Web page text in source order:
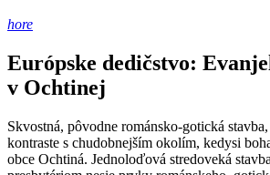
hore
Európske dedičstvo:
v Ochtinej
Skvostná, pôvodne románsko-gotická
kontraste s chudobnejším okolím, kedysi
obce Ochtiná. Jednoloďová stredoveká